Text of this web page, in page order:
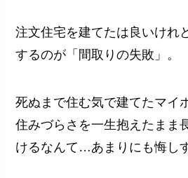
注文住宅を建てたは良いけれ
するのが「間取りの失敗」。
死ぬまで住む気で建てたマイ
住みづらさを一生抱えたまま
けるなんて…あまりにも悔し